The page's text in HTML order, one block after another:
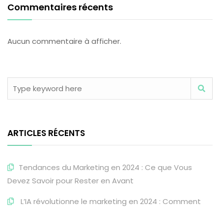
Commentaires récents
Aucun commentaire à afficher.
ARTICLES RÉCENTS
Tendances du Marketing en 2024 : Ce que Vous
Devez Savoir pour Rester en Avant
L’IA révolutionne le marketing en 2024 : Comment